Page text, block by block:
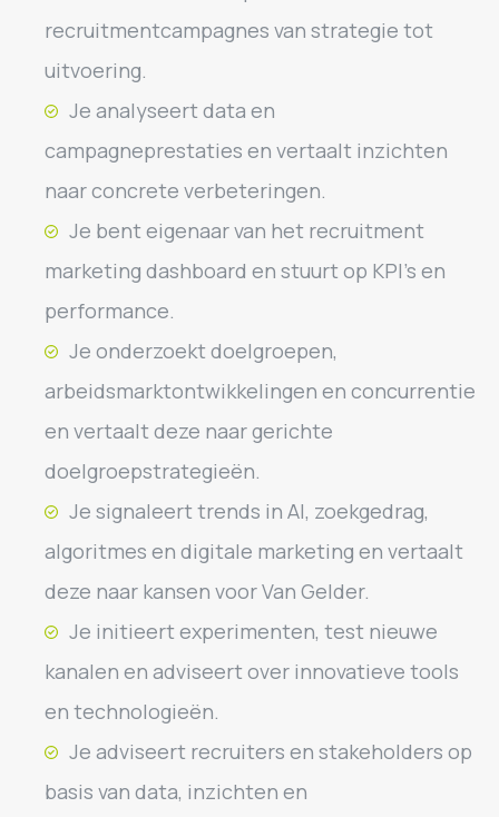
recruitmentcampagnes van strategie tot
uitvoering.
Je analyseert data en
campagneprestaties en vertaalt inzichten
naar concrete verbeteringen.
Je bent eigenaar van het recruitment
marketing dashboard en stuurt op KPI’s en
performance.
Je onderzoekt doelgroepen,
arbeidsmarktontwikkelingen en concurrentie
en vertaalt deze naar gerichte
doelgroepstrategieën.
Je signaleert trends in AI, zoekgedrag,
algoritmes en digitale marketing en vertaalt
deze naar kansen voor Van Gelder.
Je initieert experimenten, test nieuwe
kanalen en adviseert over innovatieve tools
en technologieën.
Je adviseert recruiters en stakeholders op
basis van data, inzichten en